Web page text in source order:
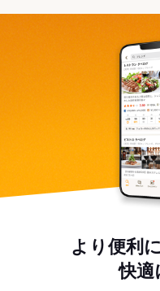
より便利
快適